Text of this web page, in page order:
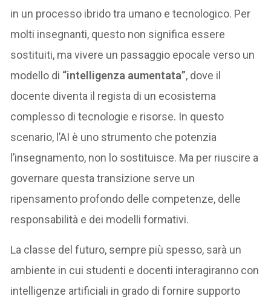
in un processo ibrido tra umano e tecnologico. Per
molti insegnanti, questo non significa essere
sostituiti, ma vivere un passaggio epocale verso un
modello di “intelligenza aumentata”, dove il
docente diventa il regista di un ecosistema
complesso di tecnologie e risorse. In questo
scenario, l’AI è uno strumento che potenzia
l’insegnamento, non lo sostituisce. Ma per riuscire a
governare questa transizione serve un
ripensamento profondo delle competenze, delle
responsabilità e dei modelli formativi.
La classe del futuro, sempre più spesso, sarà un
ambiente in cui studenti e docenti interagiranno con
intelligenze artificiali in grado di fornire supporto